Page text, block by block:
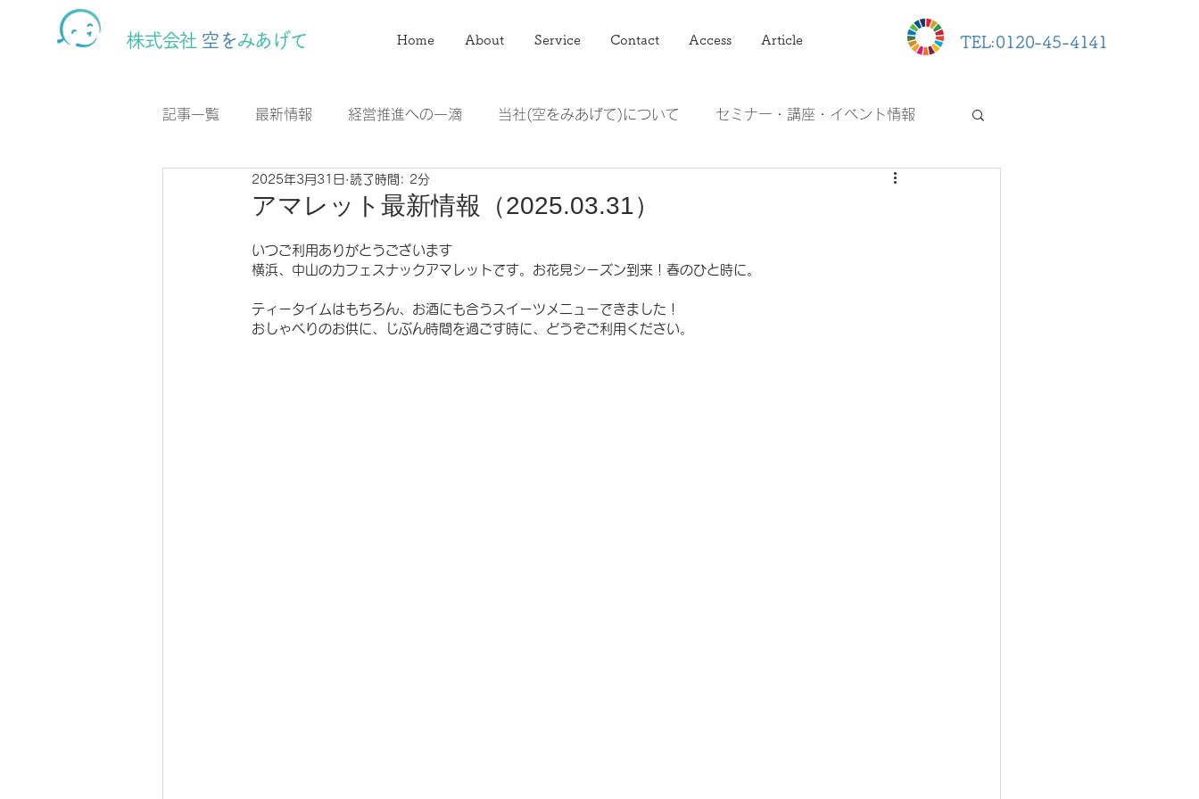
株式会社 空をみあげて Home About Service Contact Access Article TEL:0120-45-4141
記事一覧 最新情報 経営推進への一滴 当社(空をみあげて)について セミナー・講座・イベント情報
CSR活動 カフェスナックアマレット
アマレット最新情報（2025.03.31）
2025年3月31日 読了時間: 2分
いつご利用ありがとうございます
横浜、中山のカフェスナックアマレットです。お花見シーズン到来！春のひと時に。
ティータイムはもちろん、お酒にも合うスイーツメニューできました！
おしゃべりのお供に、じぶん時間を過ごす時に、どうぞご利用ください。